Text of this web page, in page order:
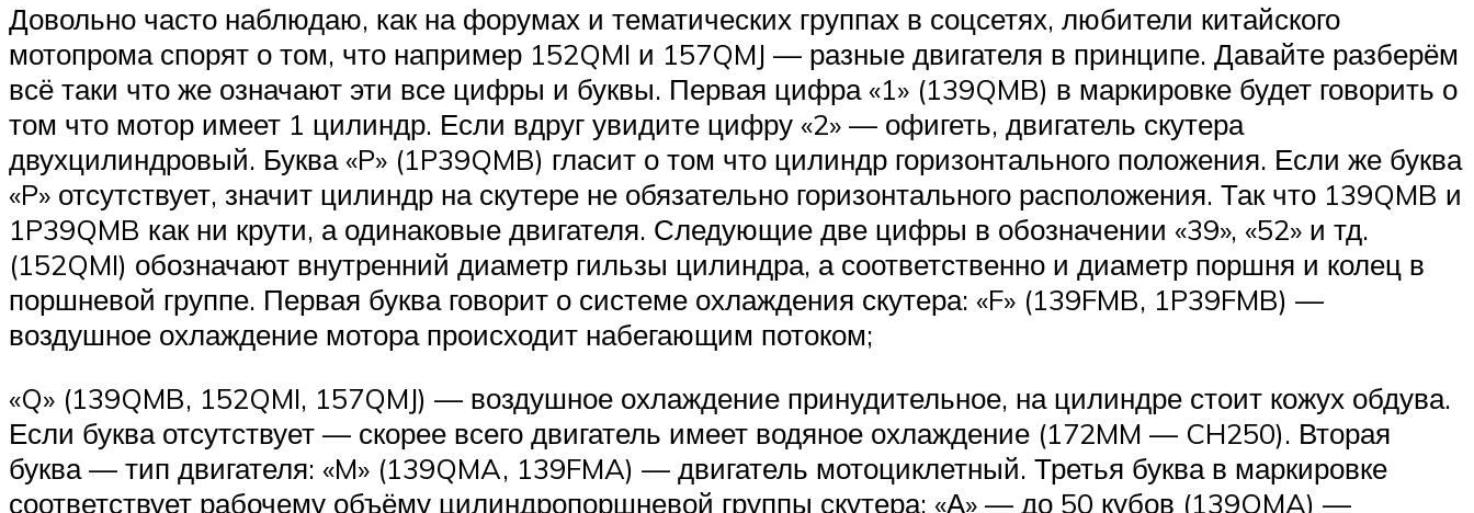
Довольно часто наблюдаю, как на форумах и тематических группах в соцсетях, любители китайского
мотопрома спорят о том, что например 152QMI и 157QMJ — разные двигателя в принципе. Давайте разберём
всё таки что же означают эти все цифры и буквы. Первая цифра «1» (139QMB) в маркировке будет говорить о
том что мотор имеет 1 цилиндр. Если вдруг увидите цифру «2» — офигеть, двигатель скутера
двухцилиндровый. Буква «P» (1P39QMB) гласит о том что цилиндр горизонтального положения. Если же буква
«P» отсутствует, значит цилиндр на скутере не обязательно горизонтального расположения. Так что 139QMB и
1P39QMB как ни крути, а одинаковые двигателя. Следующие две цифры в обозначении «39», «52» и тд.
(152QMI) обозначают внутренний диаметр гильзы цилиндра, а соответственно и диаметр поршня и колец в
поршневой группе. Первая буква говорит о системе охлаждения скутера: «F» (139FMB, 1P39FMB) —
воздушное охлаждение мотора происходит набегающим потоком;
«Q» (139QMB, 152QMI, 157QMJ) — воздушное охлаждение принудительное, на цилиндре стоит кожух обдува.
Если буква отсутствует — скорее всего двигатель имеет водяное охлаждение (172MM — CH250). Вторая
буква — тип двигателя: «M» (139QMA, 139FMA) — двигатель мотоциклетный. Третья буква в маркировке
соответствует рабочему объёму цилиндропоршневой группы скутера: «А» — до 50 кубов (139QMA) —